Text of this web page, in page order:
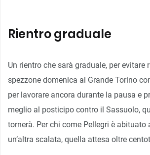
Rientro graduale
Un rientro che sarà graduale, per evitare
spezzone domenica al Grande Torino
per lavorare ancora durante la pausa e
meglio al posticipo contro il Sassuolo,
tornerà. Per chi come Pellegri è abituato
un’altra scalata, quella attesa oltre